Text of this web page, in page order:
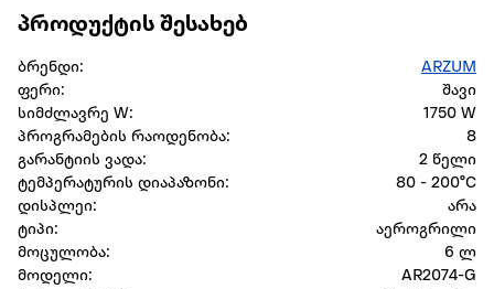
პროდუქტის შესახებ
ბრენდი:
ARZUM
ფერი:
შავი
სიმძლავრე W:
1750 W
პროგრამების რაოდენობა:
8
გარანტიის ვადა:
2 წელი
ტემპერატურის დიაპაზონი:
80 - 200°C
დისპლეი:
არა
ტიპი:
აეროგრილი
მოცულობა:
6 ლ
მოდელი:
AR2074-G